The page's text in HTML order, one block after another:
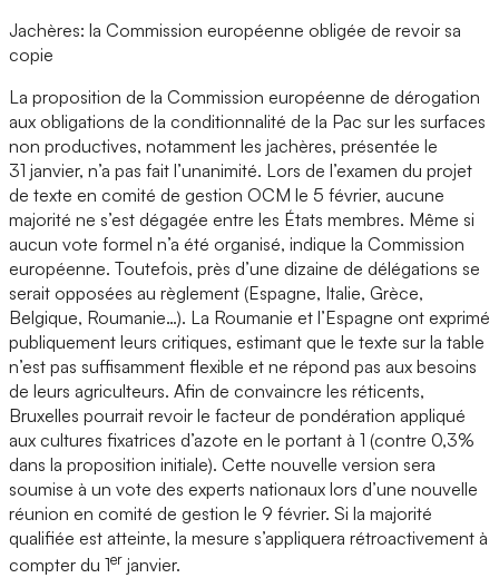
Jachères: la Commission européenne obligée de revoir sa
copie
La proposition de la Commission européenne de dérogation
aux obligations de la conditionnalité de la Pac sur les surfaces
non productives, notamment les jachères, présentée le
31 janvier, n’a pas fait l’unanimité. Lors de l’examen du projet
de texte en comité de gestion OCM le 5 février, aucune
majorité ne s’est dégagée entre les États membres. Même si
aucun vote formel n’a été organisé, indique la Commission
européenne. Toutefois, près d’une dizaine de délégations se
serait opposées au règlement (Espagne, Italie, Grèce,
Belgique, Roumanie…). La Roumanie et l’Espagne ont exprimé
publiquement leurs critiques, estimant que le texte sur la table
n’est pas suffisamment flexible et ne répond pas aux besoins
de leurs agriculteurs. Afin de convaincre les réticents,
Bruxelles pourrait revoir le facteur de pondération appliqué
aux cultures fixatrices d’azote en le portant à 1 (contre 0,3%
dans la proposition initiale). Cette nouvelle version sera
soumise à un vote des experts nationaux lors d’une nouvelle
réunion en comité de gestion le 9 février. Si la majorité
qualifiée est atteinte, la mesure s’appliquera rétroactivement à
compter du 1er janvier.